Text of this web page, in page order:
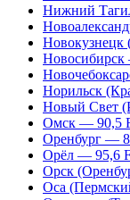
Нижний
Новокузнецк
Норильск
Новый Свет
Омск — 90,5
Оренбург —
Орёл — 95,6
Орск
Оса